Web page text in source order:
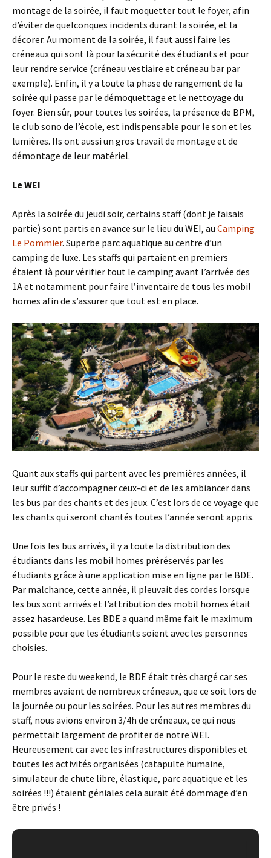
montage de la soirée, il faut moquetter tout le foyer, afin
d’éviter de quelconques incidents durant la soirée, et la
décorer. Au moment de la soirée, il faut aussi faire les
créneaux qui sont là pour la sécurité des étudiants et pour
leur rendre service (créneau vestiaire et créneau bar par
exemple). Enfin, il y a toute la phase de rangement de la
soirée qui passe par le démoquettage et le nettoyage du
foyer. Bien sûr, pour toutes les soirées, la présence de BPM,
le club sono de l’école, est indispensable pour le son et les
lumières. Ils ont aussi un gros travail de montage et de
démontage de leur matériel.
Le WEI
Après la soirée du jeudi soir, certains staff (dont je faisais
partie) sont partis en avance sur le lieu du WEI, au Camping
Le Pommier. Superbe parc aquatique au centre d’un
camping de luxe. Les staffs qui partaient en premiers
étaient là pour vérifier tout le camping avant l’arrivée des
1A et notamment pour faire l’inventaire de tous les mobil
homes afin de s’assurer que tout est en place.
Quant aux staffs qui partent avec les premières années, il
leur suffit d’accompagner ceux-ci et de les ambiancer dans
les bus par des chants et des jeux. C’est lors de ce voyage que
les chants qui seront chantés toutes l’année seront appris.
Une fois les bus arrivés, il y a toute la distribution des
étudiants dans les mobil homes préréservés par les
étudiants grâce à une application mise en ligne par le BDE.
Par malchance, cette année, il pleuvait des cordes lorsque
les bus sont arrivés et l’attribution des mobil homes était
assez hasardeuse. Les BDE a quand même fait le maximum
possible pour que les étudiants soient avec les personnes
choisies.
Pour le reste du weekend, le BDE était très chargé car ses
membres avaient de nombreux créneaux, que ce soit lors de
la journée ou pour les soirées. Pour les autres membres du
staff, nous avions environ 3/4h de créneaux, ce qui nous
permettait largement de profiter de notre WEI.
Heureusement car avec les infrastructures disponibles et
toutes les activités organisées (catapulte humaine,
simulateur de chute libre, élastique, parc aquatique et les
soirées !!!) étaient géniales cela aurait été dommage d’en
être privés !